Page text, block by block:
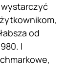
wystarczyć
od
I